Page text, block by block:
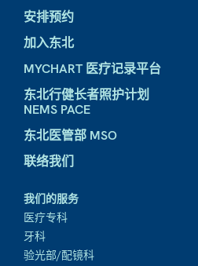
安排预约
加入东北
MYCHART 医疗记录平台
东北行健长者照护计划
NEMS PACE
东北医管部 MSO
联络我们
我们的服务
医疗专科
牙科
验光部/配镜科